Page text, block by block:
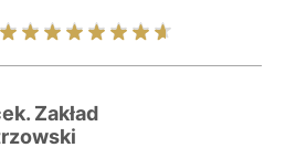
Zakład